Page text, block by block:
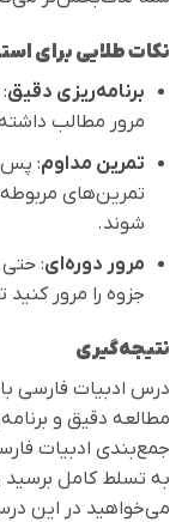
نکات طلایی برای
برنامه‌ریزی دقیق
مرور مطالب
تمرین مداوم: پس
تمرین‌های
شوند.
مرور دوره‌ای:
جزوه را مرور
نتیجه‌گیری
درس ادبیات فارسی
مطالعه دقیق و
جمع‌بندی ادبیات
به تسلط کامل برسید
می‌خواهید در این